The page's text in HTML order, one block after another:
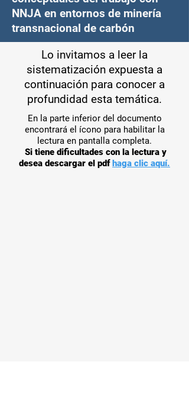
NNJA en entornos de minería
transnacional de carbón
Lo invitamos a leer la
sistematización expuesta a
continuación para conocer a
profundidad esta temática.
En la parte inferior del documento
encontrará el ícono para habilitar la
lectura en pantalla completa.
Si tiene dificultades con la lectura y
desea descargar el pdfhaga clic aquí.